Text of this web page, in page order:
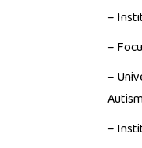
–
–
–
–